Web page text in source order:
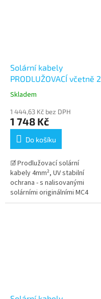
Solární kabely
PRODLUŽOVACÍ včetně 2
párů konektorů MC4 -
Skladem
1 444,63 Kč bez DPH
1 748 Kč
Do košíku
☑ Prodlužovací solární
kabely 4mm², UV stabilní
ochrana - s nalisovanými
solárními originálními MC4
konektory Stäubli . Dlouhá